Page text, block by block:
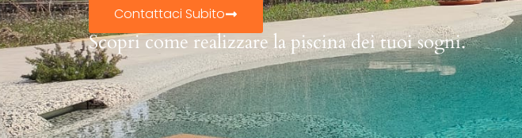
Contattaci Subito
Scopri come realizzare la piscina dei tuoi sogni.